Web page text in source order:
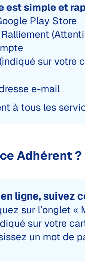
est simple et
Play Store
sur
e-mail
à tous les
Adhérent ?
ligne, suivez
sur l’onglet «
sur votre
un mot de